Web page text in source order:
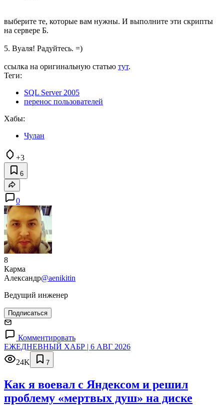
выберите те, которые вам нужны. И выполните эти скрипты
на сервере Б.
5. Вуаля! Радуйтесь. =)
ссылка на оригинальную статью тут.
Теги:
SQL Server 2005
перенос пользователей
Хабы:
Чулан
+3
6
0
8
Карма
Александр@aenikitin
Ведущий инженер
Подписаться
Комментировать
ЕЖЕДНЕВНЫЙ ХАБР | 6 АВГ 2026
24K
7
Как я воевал с Яндексом и решил
проблему «мертвых душ» на диске